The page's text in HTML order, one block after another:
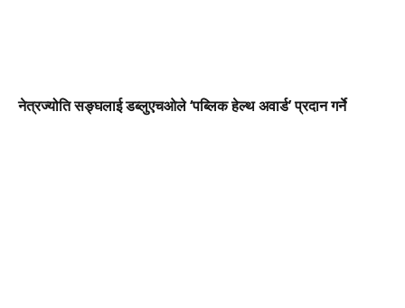
नेत्रज्योति सङ्घलाई डब्लुएचओले ‘पब्लिक हेल्थ अवार्ड’ प्रदान गर्ने